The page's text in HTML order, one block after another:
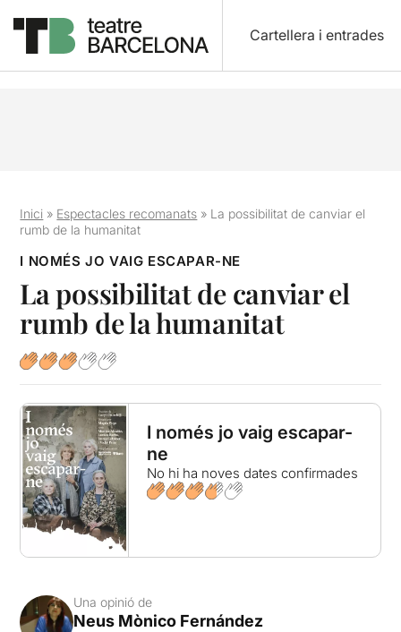
Cartellera i entrades
Inici » Espectacles recomanats » La possibilitat de canviar el
rumb de la humanitat
I NOMÉS JO VAIG ESCAPAR-NE
La possibilitat de canviar el
rumb de la humanitat
I només jo vaig escapar-
ne
No hi ha noves dates confirmades
Una opinió de
Neus Mònico Fernández